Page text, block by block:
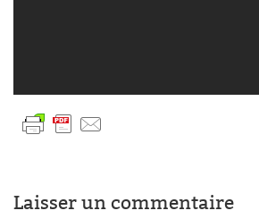
Laisser un commentaire